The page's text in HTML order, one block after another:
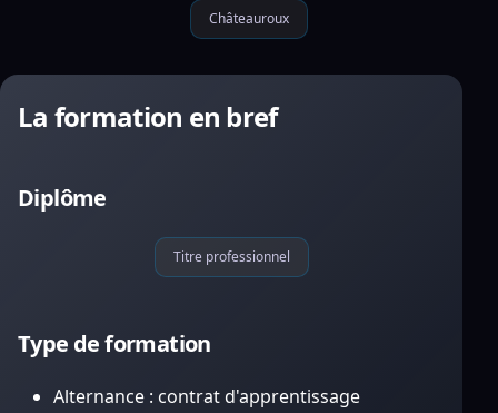
Châteauroux
La formation en bref
Diplôme
Titre professionnel
Type de formation
Alternance : contrat d'apprentissage